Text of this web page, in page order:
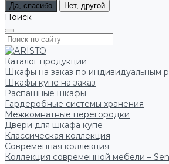
Да, спасибо Нет, другой
Поиск
Каталог продукции
Шкафы на заказ по индивидуальным
Шкафы купе на заказ
Распашные шкафы
Гардеробные системы хранения
Межкомнатные перегородки
Двери для шкафа купе
Классическая коллекция
Современная коллекция
Коллекция современной мебели –